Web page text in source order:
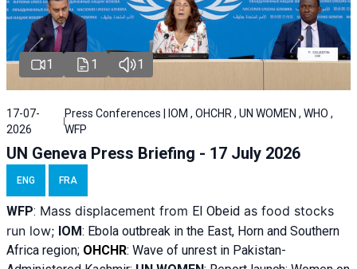
1 1 1
17-07-
2026
Press Conferences | IOM , OHCHR , UN WOMEN , WHO ,
WFP
UN Geneva Press Briefing - 17 July 2026
ENG FRA
WFP: Mass displacement from El Obeid as food stocks
run low; IOM: Ebola outbreak in the East, Horn and Southern
Africa region; OHCHR: Wave of unrest in Pakistan-